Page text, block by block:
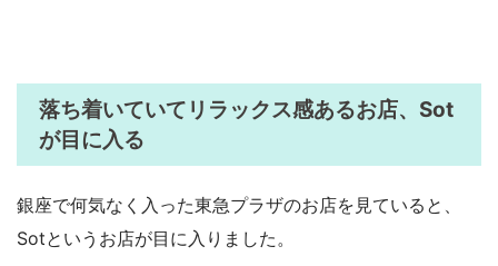
落ち着いていてリラックス感あるお店、Sot
が目に入る
銀座で何気なく入った東急プラザのお店を見ていると、
Sotというお店が目に入りました。